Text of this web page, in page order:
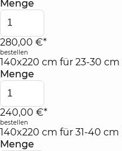
Menge
280,00 €*
bestellen
140x220 cm für 23-30
Menge
240,00 €*
bestellen
140x220 cm für 31-40
Menge